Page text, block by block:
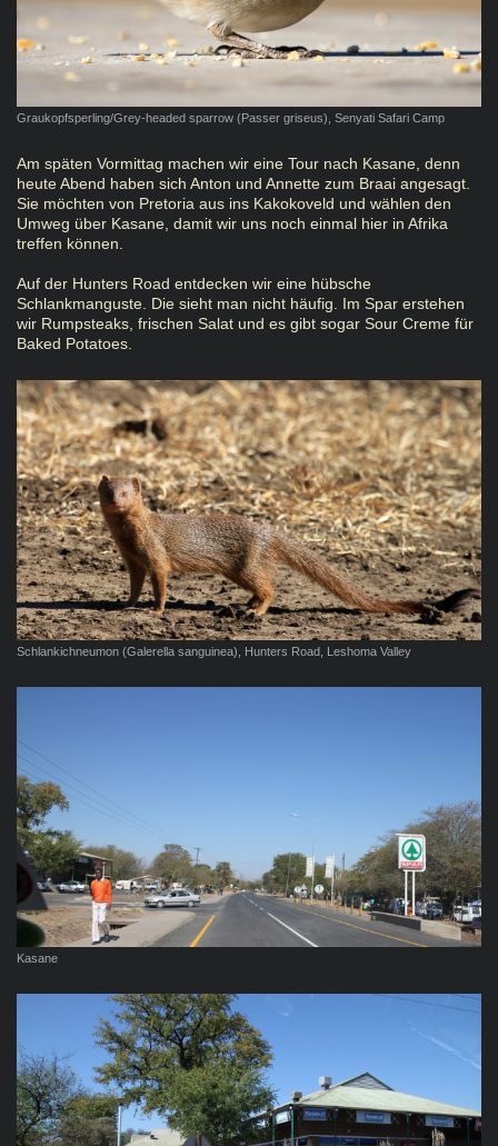
Graukopfsperling/Grey-headed sparrow (Passer griseus), Senyati Safari Camp
Am späten Vormittag machen wir eine Tour nach Kasane, denn
heute Abend haben sich Anton und Annette zum Braai angesagt.
Sie möchten von Pretoria aus ins Kakokoveld und wählen den
Umweg über Kasane, damit wir uns noch einmal hier in Afrika
treffen können.
Auf der Hunters Road entdecken wir eine hübsche
Schlankmanguste. Die sieht man nicht häufig. Im Spar erstehen
wir Rumpsteaks, frischen Salat und es gibt sogar Sour Creme für
Baked Potatoes.
Schlankichneumon (Galerella sanguinea), Hunters Road, Leshoma Valley
Kasane